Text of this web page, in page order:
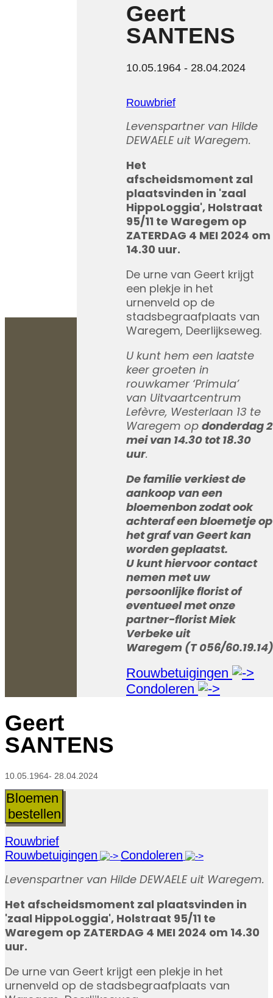
Geert
SANTENS
10.05.1964 - 28.04.2024
Rouwbrief
Levenspartner van Hilde
DEWAELE uit Waregem.
Het
afscheidsmoment zal
plaatsvinden in 'zaal
HippoLoggia', Holstraat
95/11 te Waregem op
ZATERDAG 4 MEI 2024 om
14.30 uur.
De urne van Geert krijgt
een plekje in het
urnenveld op de
stadsbegraafplaats van
Waregem, Deerlijkseweg.
U kunt hem een laatste
keer groeten in
rouwkamer ‘Primula’
van Uitvaartcentrum
Lefèvre, Westerlaan 13 te
Waregem op donderdag 2
mei van 14.30 tot 18.30
uur.
De familie verkiest de
aankoop van een
bloemenbon zodat ook
achteraf een bloemetje op
het graf van Geert kan
worden geplaatst.
U kunt hiervoor contact
nemen met uw
persoonlijke florist of
eventueel met onze
partner-florist Miek
Verbeke uit
Waregem (T 056/
Rouwbetuigingen
Condoleren
Geert
SANTENS
10.05.1964- 28.04.2024
Bloemen
bestellen
Rouwbrief
Rouwbetuigingen
Condoleren
Levenspartner van Hilde DEWAELE uit Waregem.
Het afscheidsmoment zal plaatsvinden in
'zaal HippoLoggia', Holstraat 95/11 te
Waregem op ZATERDAG 4 MEI 2024 om 14.30
uur.
De urne van Geert krijgt een plekje in het
urnenveld op de stadsbegraafplaats van